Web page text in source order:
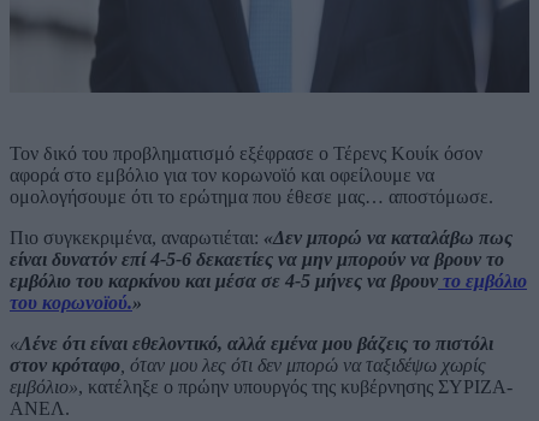
Τον δικό του προβληματισμό εξέφρασε ο Τέρενς Κουίκ όσον
αφορά στο εμβόλιο για τον κορωνοϊό και οφείλουμε να
ομολογήσουμε ότι το ερώτημα που έθεσε μας… αποστόμωσε.
Πιο συγκεκριμένα, αναρωτιέται: «Δεν μπορώ να καταλάβω πως
είναι δυνατόν επί 4-5-6 δεκαετίες να μην μπορούν να βρουν το
εμβόλιο του καρκίνου και μέσα σε 4-5 μήνες να βρουν το εμβόλιο
του κορωνοϊού.»
«Λένε ότι είναι εθελοντικό, αλλά εμένα μου βάζεις το πιστόλι
στον κρόταφο , όταν μου λες ότι δεν μπορώ να ταξιδέψω χωρίς
εμβόλιο», κατέληξε ο πρώην υπουργός της κυβέρνησης ΣΥΡΙΖΑ-
ΑΝΕΛ.